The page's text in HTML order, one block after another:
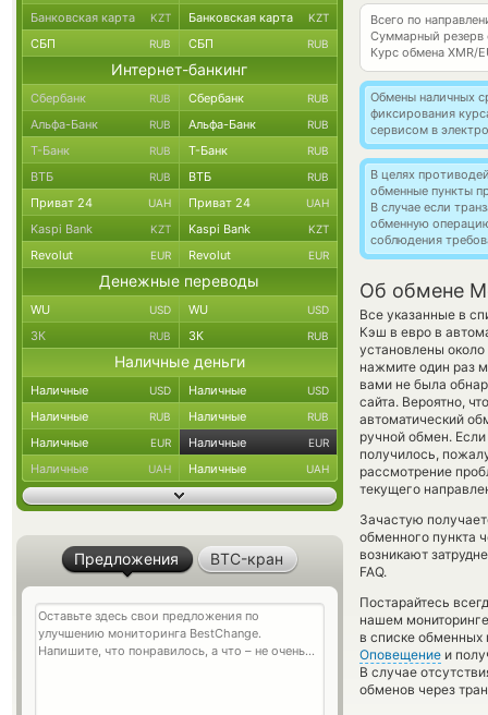
Всего по
Суммарный резерв
Курс обмена XMR/
Обмены наличных
фиксирования
сервисом в
В целях
обменные пункты
В случае если
обменную
соблюдения
Об обмене
Все указанные в
Кэш в евро в
установлены
нажмите один раз
вами не была
сайта. Вероятно,
автоматический
ручной обмен.
получилось,
рассмотрение
текущего
Зачастую
обменного пункта
возникают
FAQ.
Постарайтесь
нашем
в списке обменных
Оповещение и
В случае
обменов через
Банковская карта KZT Банковская карта KZT
СБП RUB СБП RUB
Интернет-банкинг
Сбербанк RUB Сбербанк RUB
Альфа-Банк RUB Альфа-Банк RUB
Т-Банк RUB Т-Банк RUB
ВТБ RUB ВТБ RUB
Приват 24 UAH Приват 24 UAH
Kaspi Bank KZT Kaspi Bank KZT
Revolut EUR Revolut EUR
Денежные переводы
WU USD WU USD
ЗК RUB ЗК RUB
Наличные деньги
Наличные USD Наличные USD
Наличные RUB Наличные RUB
Наличные EUR Наличные EUR
Наличные UAH Наличные UAH
Предложения BTC-кран